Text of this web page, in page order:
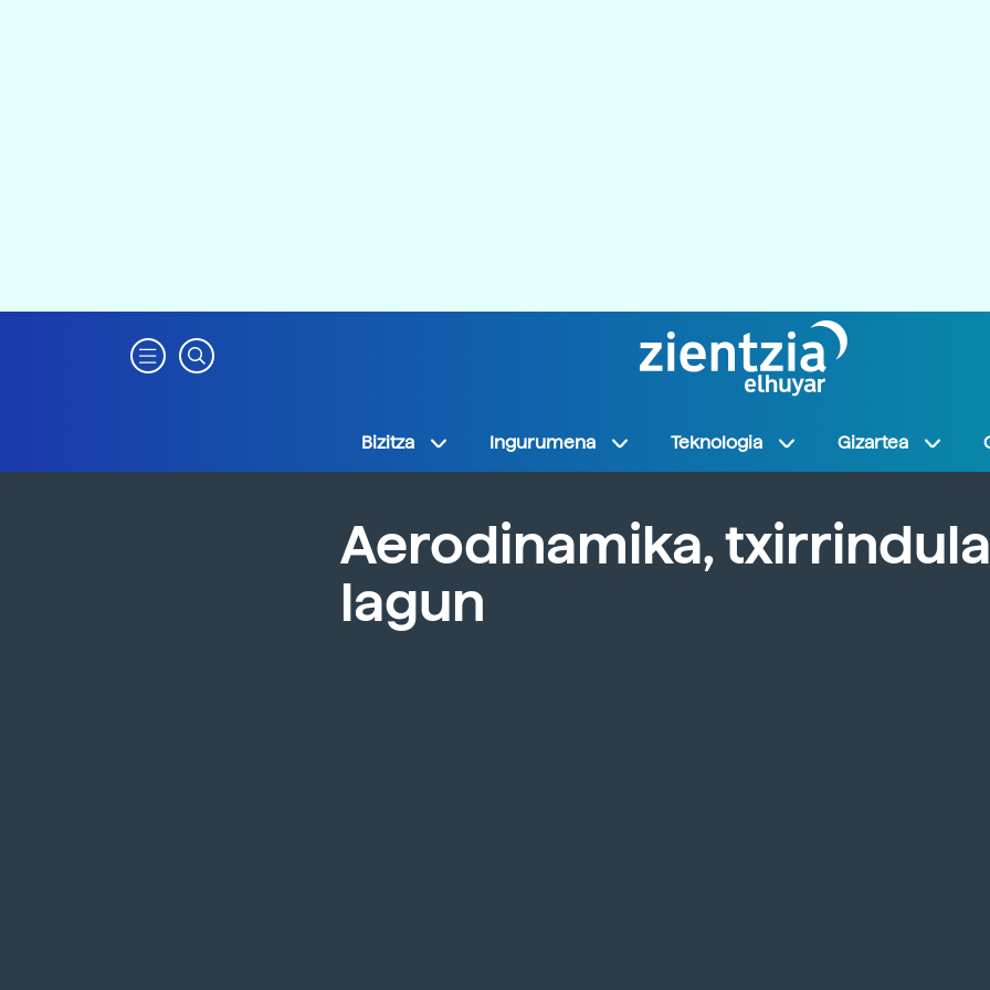
Bizitza Ingurumena Teknologia Gizartea
Aerodinamika,
lagun